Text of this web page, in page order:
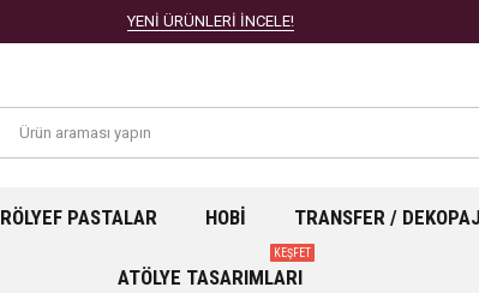
YENİ ÜRÜNLERİ İNCELE!
RÖLYEF PASTALAR HOBI TRANSFER / DEKOPAJ
ATÖLYE TASARIMLARI
KEŞFET